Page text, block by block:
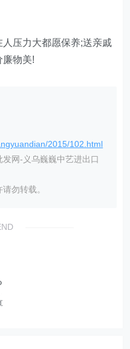
压力大都愿保养;送亲戚
廉物美!
2015/102.html
网-义乌巍巍中艺进出口
勿转载。